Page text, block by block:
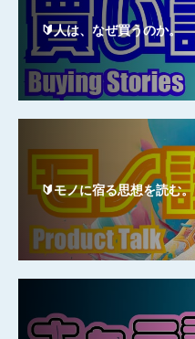
🔰人は、なぜ買うのか。
🔰モノに宿る思想を読む。